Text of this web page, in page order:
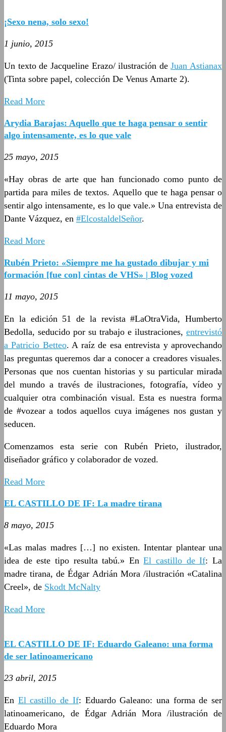
¡Sexo nena, solo sexo!
1 junio, 2015
Un texto de Jacqueline Erazo/ ilustración deJuan Astianax
(Tinta sobre papel, colección De Venus Amarte 2).
Read More
Arydia Barajas: Aquello que te haga pensar o sentir
algo intensamente, es lo que vale
25 mayo, 2015
«Hay obras de arte que han funcionado como punto de
partida para miles de textos. Aquello que te haga pensar o
sentir algo intensamente, es lo que vale.» Una entrevista de
Dante Vázquez, en #ElcostaldelSeñor.
Read More
Rubén Prieto: «Siempre me ha gustado dibujar y mi
formación [fue con] cintas de VHS» | Blog vozed
11 mayo, 2015
En la edición 51 de la revista #LaOtraVida, Humberto
Bedolla, seducido por su trabajo e ilustraciones, entrevistó
a Patricio Betteo. A raíz de esa entrevista y aprovechando
las preguntas queremos dar a conocer a creadores visuales.
Personas que nos cuentan historias y su particular mirada
del mundo a través de ilustraciones, fotografía, vídeo y
cualquier otra combinación visual. Esta es nuestra forma
de #vozear a todos aquellos cuya imágenes nos gustan y
seducen.
Comenzamos esta serie con Rubén Prieto, ilustrador,
diseñador gráfico y colaborador de vozed.
Read More
EL CASTILLO DE IF: La madre tirana
8 mayo, 2015
«Las malas madres […] no existen. Intentar plantear una
idea de este tipo resulta tabú.» EnEl castillo de If: La
madre tirana, de Édgar Adrián Mora /ilustración «Catalina
Creel», de Skodt McNalty
Read More
EL CASTILLO DE IF: Eduardo Galeano: una forma
de ser latinoamericano
23 abril, 2015
En El castillo de If: Eduardo Galeano: una forma de ser
latinoamericano, de Édgar Adrián Mora /ilustración de
Eduardo Mora